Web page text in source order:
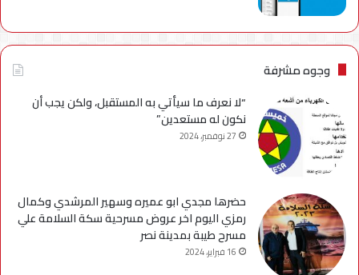
وجوه مشرفة
“لا نعرف ما سيأتي به المستقبل، ولكن يجب أن
نكون له مستعدين”
27 نوفمبر، 2024
حضرها مجدي ابو عميره وسهير المرشدي وكمال
رمزي اليوم اخر عروض مسرحية سكة السلامة علي
مسرح طيبة بمدينة نصر
16 فبراير، 2024